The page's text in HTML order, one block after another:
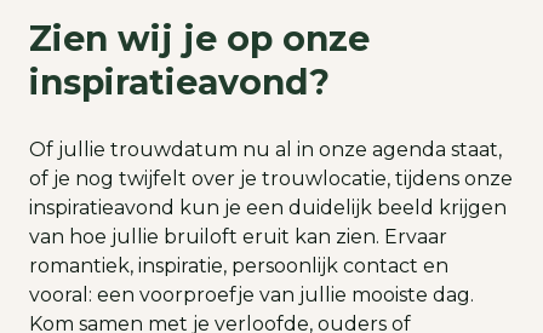
Zien wij je op onze
inspiratieavond?
Of jullie trouwdatum nu al in onze agenda staat,
of je nog twijfelt over je trouwlocatie, tijdens onze
inspiratieavond kun je een duidelijk beeld krijgen
van hoe jullie bruiloft eruit kan zien. Ervaar
romantiek, inspiratie, persoonlijk contact en
vooral: een voorproefje van jullie mooiste dag.
Kom samen met je verloofde, ouders of